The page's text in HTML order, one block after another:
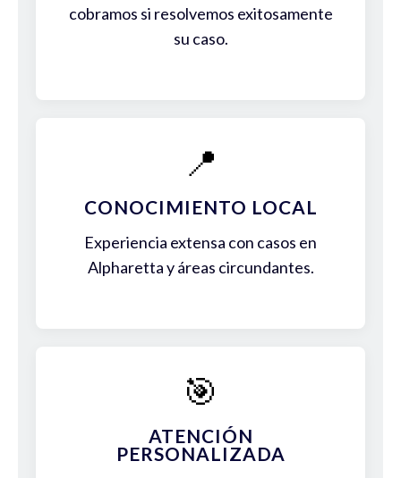
cobramos si resolvemos exitosamente
su caso.
📍
CONOCIMIENTO LOCAL
Experiencia extensa con casos en
Alpharetta y áreas circundantes.
🎯
ATENCIÓN
PERSONALIZADA